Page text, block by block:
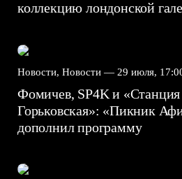
коллекцию лондонской
Новости, Новости — 29 июля,
Фомичев, SP4K и
Горьковская»: «Пикник
дополнил программу